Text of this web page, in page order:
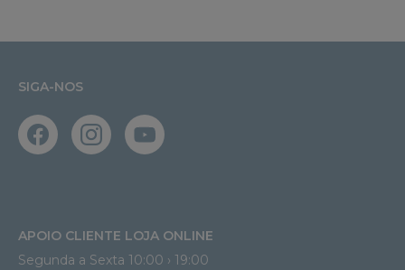
SIGA-NOS
APOIO CLIENTE LOJA ONLINE
Segunda a Sexta 10:00 › 19:00